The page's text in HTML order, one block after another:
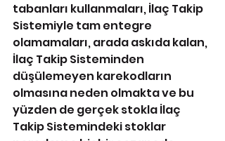
tabanları kullanmaları, İlaç Takip
Sistemiyle tam entegre
olamamaları, arada askıda kalan,
İlaç Takip Sisteminden
düşülemeyen karekodların
olmasına neden olmakta ve bu
yüzden de gerçek stokla İlaç
Takip Sistemindeki stoklar